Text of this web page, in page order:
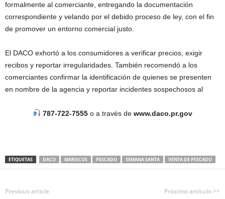
formalmente al comerciante, entregando la documentación
correspondiente y velando por el debido proceso de ley, con el fin
de promover un entorno comercial justo.
El DACO exhortó a los consumidores a verificar precios, exigir
recibos y reportar irregularidades. También recomendó a los
comerciantes confirmar la identificación de quienes se presenten
en nombre de la agencia y reportar incidentes sospechosos al
787-722-7555o a través de www.daco.pr.gov
ETIQUETAS DACO MARISCOS PESCADO SEMANA SANTA VENTA DE PESCADO
Previous article Próximo artículo >>